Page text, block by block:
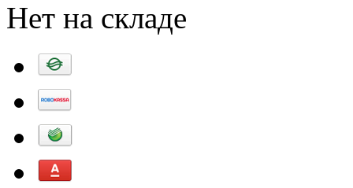
Нет на складе